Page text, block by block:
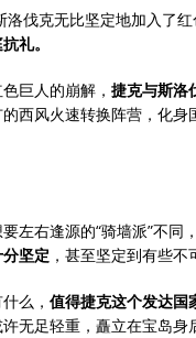
伐克无比坚定地加入了红
礼。
巨人的崩解， 捷克与斯洛
西风火速转换阵营，化身
左右逢源的“骑墙派”不同，
坚定 ，甚至坚定到有些不
么， 值得捷克这个发达国
无足轻重，矗立在宝岛身